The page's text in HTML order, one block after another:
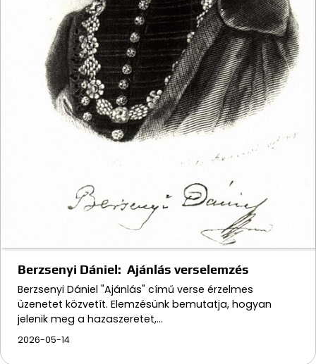
Berzsenyi Dániel: Ajánlás verselemzés
Berzsenyi Dániel "Ajánlás" című verse érzelmes
üzenetet közvetít. Elemzésünk bemutatja, hogyan
jelenik meg a hazaszeretet,…
2026-05-14